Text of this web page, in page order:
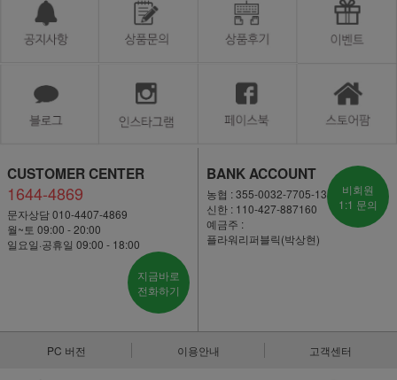
CUSTOMER CENTER
1644-4869
문자상담 010-4407-4869
월~토 09:00 - 20:00
일요일·공휴일 09:00 - 18:00
지금바로
전화하기
BANK ACCOUNT
농협 : 355-0032-7705-13
신한 : 110-427-887160
예금주 :
플라워리퍼블릭(박상현)
비회원
1:1 문의
PC 버전 이용안내 고객센터